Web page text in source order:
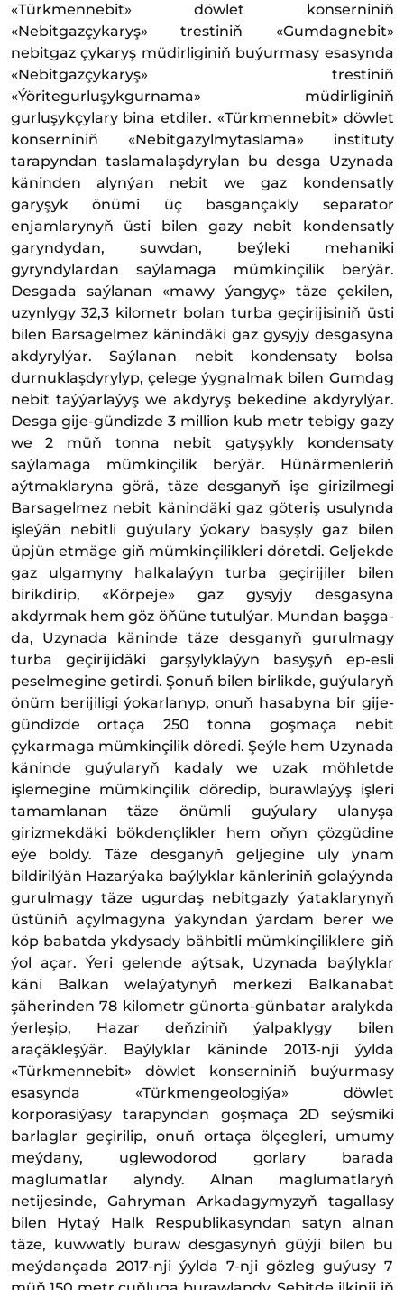
«Türkmennebit» döwlet konserniniň
«Nebitgazçykaryş» trestiniň «Gumdagnebit»
nebitgaz çykaryş müdirliginiň buýurmasy esasynda
«Nebitgazçykaryş» trestiniň
«Ýöritegurluşykgurnama» müdirliginiň
gurluşykçylary bina etdiler. «Türkmennebit» döwlet
konserniniň «Nebitgazylmytaslama» instituty
tarapyndan taslamalaşdyrylan bu desga Uzynada
käninden alynýan nebit we gaz kondensatly
garyşyk önümi üç basgançakly separator
enjamlarynyň üsti bilen gazy nebit kondensatly
garyndydan, suwdan, beýleki mehaniki
gyryndylardan saýlamaga mümkinçilik berýär.
Desgada saýlanan «mawy ýangyç» täze çekilen,
uzynlygy 32,3 kilometr bolan turba geçirijisiniň üsti
bilen Barsagelmez känindäki gaz gysyjy desgasyna
akdyrylýar. Saýlanan nebit kondensaty bolsa
durnuklaşdyrylyp, çelege ýygnalmak bilen Gumdag
nebit taýýarlaýyş we akdyryş bekedine akdyrylýar.
Desga gije-gündizde 3 million kub metr tebigy gazy
we 2 müň tonna nebit gatyşykly kondensaty
saýlamaga mümkinçilik berýär. Hünärmenleriň
aýtmaklaryna görä, täze desganyň işe girizilmegi
Barsagelmez nebit känindäki gaz göteriş usulynda
işleýän nebitli guýulary ýokary basyşly gaz bilen
üpjün etmäge giň mümkinçilikleri döretdi. Geljekde
gaz ulgamyny halkalaýyn turba geçirijiler bilen
birikdirip, «Körpeje» gaz gysyjy desgasyna
akdyrmak hem göz öňüne tutulýar. Mundan başga-
da, Uzynada käninde täze desganyň gurulmagy
turba geçirijidäki garşylyklaýyn basyşyň ep-esli
peselmegine getirdi. Şonuň bilen birlikde, guýularyň
önüm berijiligi ýokarlanyp, onuň hasabyna bir gije-
gündizde ortaça 250 tonna goşmaça nebit
çykarmaga mümkinçilik döredi. Şeýle hem Uzynada
käninde guýularyň kadaly we uzak möhletde
işlemegine mümkinçilik döredip, burawlaýyş işleri
tamamlanan täze önümli guýulary ulanyşa
girizmekdäki bökdençlikler hem oňyn çözgüdine
eýe boldy. Täze desganyň geljegine uly ynam
bildirilýän Hazarýaka baýlyklar känleriniň golaýynda
gurulmagy täze ugurdaş nebitgazly ýataklarynyň
üstüniň açylmagyna ýakyndan ýardam berer we
köp babatda ykdysady bähbitli mümkinçiliklere giň
ýol açar. Ýeri gelende aýtsak, Uzynada baýlyklar
käni Balkan welaýatynyň merkezi Balkanabat
şäherinden 78 kilometr günorta-günbatar aralykda
ýerleşip, Hazar deňziniň ýalpaklygy bilen
araçäkleşýär. Baýlyklar käninde 2013-nji ýylda
«Türkmennebit» döwlet konserniniň buýurmasy
esasynda «Türkmengeologiýa» döwlet
korporasiýasy tarapyndan goşmaça 2D seýsmiki
barlaglar geçirilip, onuň ortaça ölçegleri, umumy
meýdany, uglewodorod gorlary barada
maglumatlar alyndy. Alnan maglumatlaryň
netijesinde, Gahryman Arkadagymyzyň tagallasy
bilen Hytaý Halk Respublikasyndan satyn alnan
täze, kuwwatly buraw desgasynyň güýji bilen bu
meýdançada 2017-nji ýylda 7-nji gözleg guýusy 7